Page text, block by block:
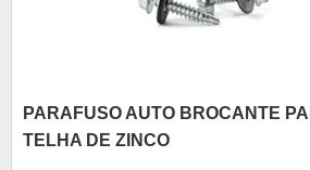
PARAFUSO AUTO BROCANTE
TELHA DE ZINCO